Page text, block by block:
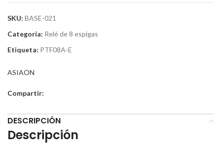
SKU: BASE-021
Categoría: Relé de 8 espigas
Etiqueta: PTF08A-E
ASIAON
Compartir:
DESCRIPCIÓN
Descripción